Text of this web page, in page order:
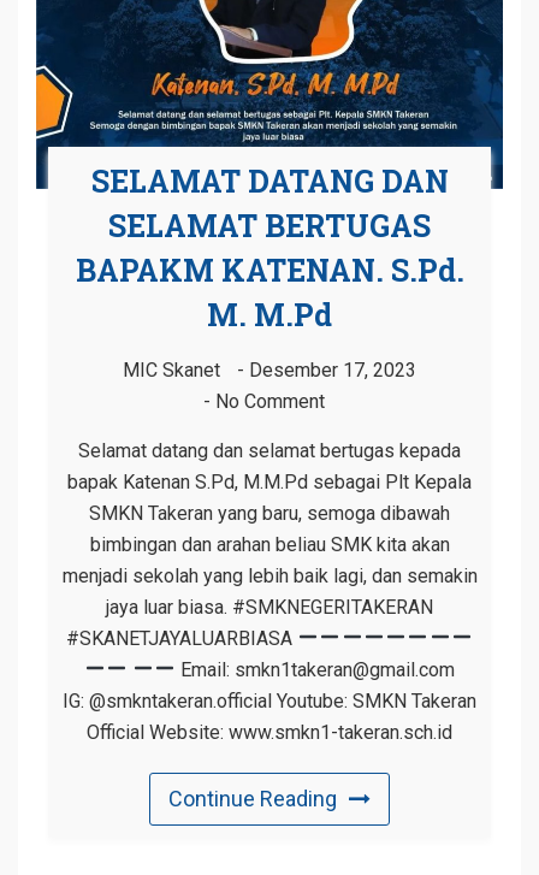
SELAMAT DATANG DAN
SELAMAT BERTUGAS
BAPAKM KATENAN. S.Pd.
M. M.Pd
MIC Skanet
Desember 17, 2023
No Comment
Selamat datang dan selamat bertugas kepada
bapak Katenan S.Pd, M.M.Pd sebagai Plt Kepala
SMKN Takeran yang baru, semoga dibawah
bimbingan dan arahan beliau SMK kita akan
menjadi sekolah yang lebih baik lagi, dan semakin
jaya luar biasa. #SMKNEGERITAKERAN
#SKANETJAYALUARBIASA
Email: smkn1takeran@gmail.com
IG: @smkntakeran.official Youtube: SMKN Takeran
Official Website: www.smkn1-takeran.sch.id
Continue Reading